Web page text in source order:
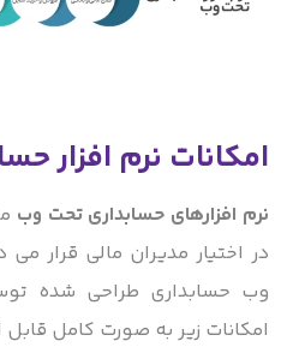
امکانات نرم افزار
نرم افزارهای حسابداری تحت وب
در اختیار مدیران مالی قرار می
وب حسابداری طراحی شده توسط
امکانات زیر به صورت کامل قابل